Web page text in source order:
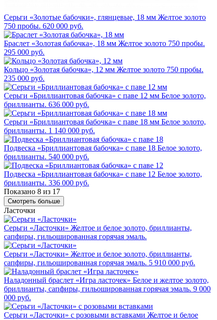
Серьги «Золотые бабочки», глянцевые, 18 мм Желтое золото
750 пробы. 620 000 руб.
Браслет «Золотая бабочка», 18 мм Желтое золото 750 пробы.
295 000 руб.
Кольцо «Золотая бабочка», 12 мм Желтое золото 750 пробы.
235 000 руб.
Серьги «Бриллиантовая бабочка» с паве 12 мм Белое золото,
бриллианты. 636 000 руб.
Серьги «Бриллиантовая бабочка» с паве 18 мм Белое золото,
бриллианты. 1 140 000 руб.
Подвеска «Бриллиантовая бабочка» с паве 18 Белое золото,
бриллианты. 540 000 руб.
Подвеска «Бриллиантовая бабочка» с паве 12 Белое золото,
бриллианты. 336 000 руб.
Показано 8 из 17
Смотреть больше
Ласточки
Серьги «Ласточки» Желтое и белое золото, бриллианты,
сапфиры, гильошированная горячая эмаль.
Серьги «Ласточки» Желтое и белое золото, бриллианты,
сапфиры, гильошированная горячая эмаль. 5 910 000 руб.
Наладонный браслет «Игра ласточек» Белое и желтое золото,
бриллианты, сапфиры, гильошированная горячая эмаль. 9 000
000 руб.
Серьги «Ласточки» с розовыми вставками Желтое и белое